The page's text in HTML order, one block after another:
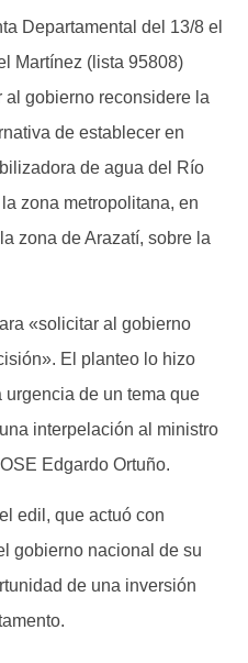
Departamental del 13/8 el
Martínez (lista 95808)
gobierno reconsidere la
de establecer en
de agua del Río
zona metropolitana, en
zona de Arazatí, sobre la
«solicitar al gobierno
El planteo lo hizo
de un tema que
interpelación al ministro
Edgardo Ortuño.
edil, que actuó con
gobierno nacional de su
de una inversión